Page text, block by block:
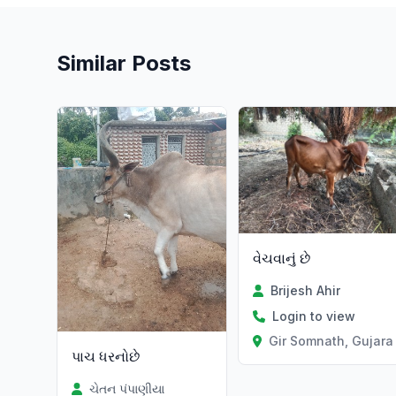
Similar Posts
પાચ ધરનોછે
ચેતન પંપાણીયા
વેચવાનું છે
Brijesh Ahir
Login to view
Gir Somnath,